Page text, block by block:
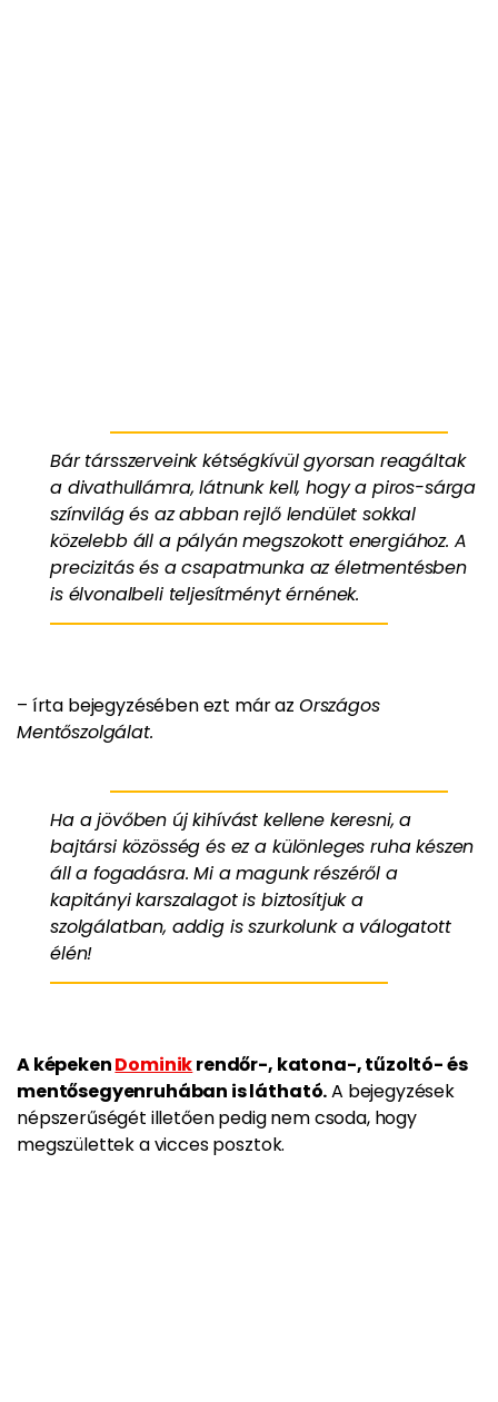
Bár társszerveink kétségkívül gyorsan reagáltak
a divathullámra, látnunk kell, hogy a piros-sárga
színvilág és az abban rejlő lendület sokkal
közelebb áll a pályán megszokott energiához. A
precizitás és a csapatmunka az életmentésben
is élvonalbeli teljesítményt érnének.
– írta bejegyzésében ezt már az Országos
Mentőszolgálat.
Ha a jövőben új kihívást kellene keresni, a
bajtársi közösség és ez a különleges ruha készen
áll a fogadásra. Mi a magunk részéről a
kapitányi karszalagot is biztosítjuk a
szolgálatban, addig is szurkolunk a válogatott
élén!
A képekenDominikrendőr-, katona-, tűzoltó- és
mentősegyenruhában is látható.A bejegyzések
népszerűségét illetően pedig nem csoda, hogy
megszülettek a vicces posztok.